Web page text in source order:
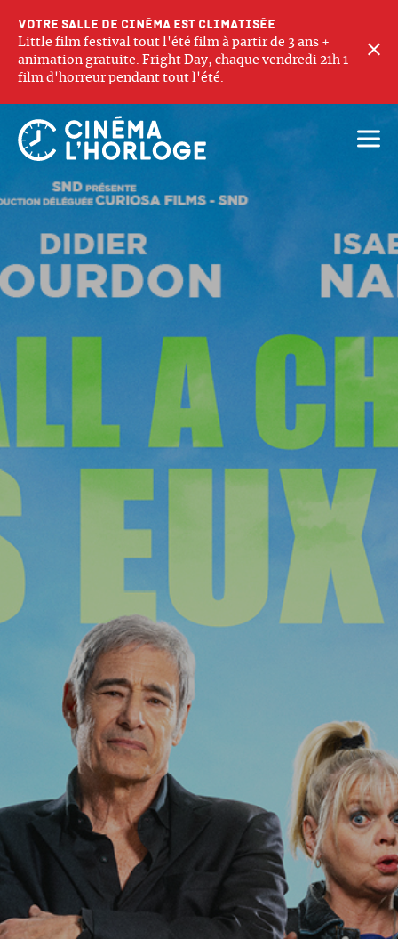
Votre salle de cinéma est climatisée
Little film festival tout l'été film à partir de 3 ans +
animation gratuite. Fright Day, chaque vendredi 21h 1
film d'horreur pendant tout l'été.